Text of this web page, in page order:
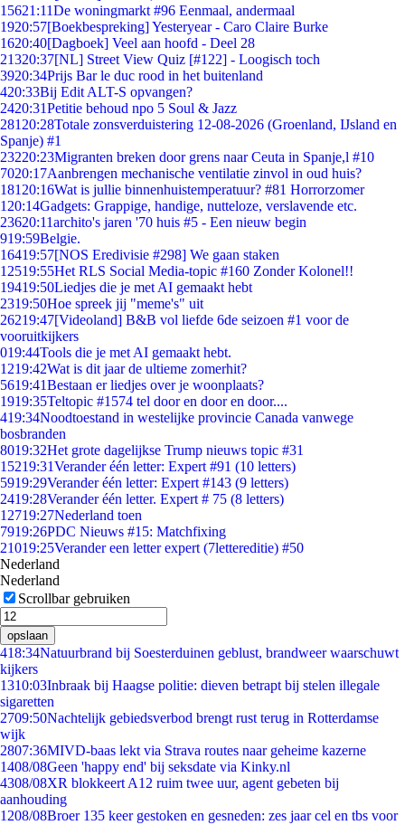
15621:11De woningmarkt #96 Eenmaal, andermaal
1920:57[Boekbespreking] Yesteryear - Caro Claire Burke
1620:40[Dagboek] Veel aan hoofd - Deel 28
21320:37[NL] Street View Quiz [#122] - Loogisch toch
3920:34Prijs Bar le duc rood in het buitenland
420:33Bij Edit ALT-S opvangen?
2420:31Petitie behoud npo 5 Soul & Jazz
281 20:28Totale zonsverduistering 12-08-2026 (Groenland, IJsland en
Spanje) #1
23220:23Migranten breken door grens naar Ceuta in Spanje,l #10
7020:17Aanbrengen mechanische ventilatie zinvol in oud huis?
181 20:16Wat is jullie binnenhuistemperatuur? #81 Horrorzomer
1 20:14Gadgets: Grappige, handige, nutteloze, verslavende etc.
23620:11archito's jaren '70 huis #5 - Een nieuw begin
919:59Belgie.
16419:57[NOS Eredivisie #298] We gaan staken
12519:55Het RLS Social Media-topic #160 Zonder Kolonel!!
19419:50Liedjes die je met AI gemaakt hebt
2319:50Hoe spreek jij "meme's" uit
26219:47[Videoland] B&B vol liefde 6de seizoen #1 voor de
vooruitkijkers
019:44Tools die je met AI gemaakt hebt.
1219:42Wat is dit jaar de ultieme zomerhit?
5619:41Bestaan er liedjes over je woonplaats?
1919:35Teltopic #1574 tel door en door en door....
419:34Noodtoestand in westelijke provincie Canada vanwege
bosbranden
8019:32Het grote dagelijkse Trump nieuws topic #31
15219:31Verander één letter: Expert #91 (10 letters)
5919:29Verander één letter: Expert #143 (9 letters)
2419:28Verander één letter. Expert # 75 (8 letters)
12719:27Nederland toen
7919:26PDC Nieuws #15: Matchfixing
21019:25Verander een letter expert (7lettereditie) #50
Nederland
Nederland
Scrollbar gebruiken
opslaan
418:34Natuurbrand bij Soesterduinen geblust, brandweer waarschuwt
kijkers
1310:03Inbraak bij Haagse politie: dieven betrapt bij stelen illegale
sigaretten
2709:50Nachtelijk gebiedsverbod brengt rust terug in Rotterdamse
wijk
2807:36MIVD-baas lekt via Strava routes naar geheime kazerne
1408/08Geen 'happy end' bij seksdate via Kinky.nl
4308/08XR blokkeert A12 ruim twee uur, agent gebeten bij
aanhouding
1208/08Broer 135 keer gestoken en gesneden: zes jaar cel en tbs voor